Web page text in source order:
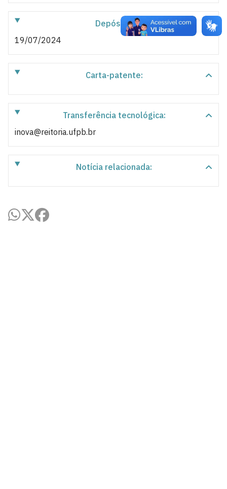
Depósito:
19/07/2024
Carta-patente:
Transferência tecnológica:
inova@reitoria.ufpb.br
Notícia relacionada: